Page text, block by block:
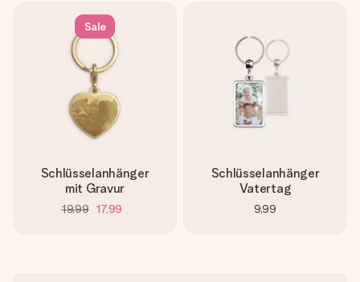
Sale
Schlüsselanhänger
mit Gravur
19,99 17,99
Schlüsselanhänger
Vatertag
9,99